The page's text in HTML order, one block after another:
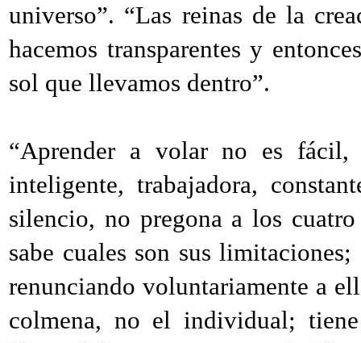
universo”. “Las reinas de la
hacemos transparentes y
sol que llevamos dentro”.
“Aprender a volar no es fácil,
inteligente, trabajadora,
silencio, no pregona a los
sabe cuales son sus
renunciando voluntariamente a
colmena, no el individual;